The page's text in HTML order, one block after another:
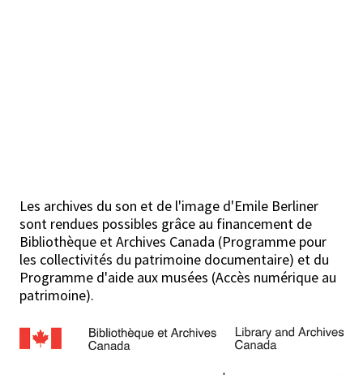
Les archives du son et de l'image d'Emile Berliner
sont rendues possibles grâce au financement de
Bibliothèque et Archives Canada (Programme pour
les collectivités du patrimoine documentaire) et du
Programme d'aide aux musées (Accès numérique au
patrimoine).